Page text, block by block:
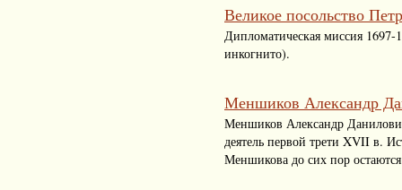
Великое посольство
Дипломатическая миссия
инкогнито).
Меншиков Александр
Меншиков Александр
деятель первой трети XVII в.
Меншикова до сих пор